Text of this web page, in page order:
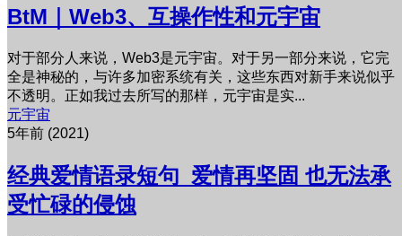
BtM｜Web3、互操作性和元宇宙
对于部分人来说，Web3是元宇宙。对于另一部分来说，它完
全是神秘的，与许多加密系统有关，这些东西对新手来说似乎
不透明。正如我过去所写的那样，元宇宙是实...
元宇宙
5年前 (2021)
经典爱情语录短句_爱情再坚固 也无法承
受忙碌的侵蚀